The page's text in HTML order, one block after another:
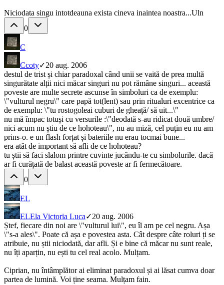
Niciodata singu intotdeauna exista cineva inaintea noastra...Uln
0
C
Ccoty✓20 aug. 2006
destul de trist și chiar paradoxal când unii se vaită de prea multă
singurătate alții nici măcar singuri nu pot rămâne singuri... această
poveste are multe secrete ascunse în simboluri ca de exemplu:
\"vulturul negru\" care papă tot(lent) sau prin ritualuri excentrice ca
de exemplu: \"tu rostogoleai cuburi de gheață/ să uit...\"
nu mă împac totuși cu versurile :\"deodată s-au ridicat două umbre/
nici acum nu știu de ce hohoteau\", nu au miză, cel puțin eu nu am
prins-o. e un flash forțat și bateriile nu erau tocmai bune...
era atât de important să afli de ce hohoteau?
tu știi să faci slalom printre cuvinte jucându-te cu simbolurile. dacă
ar fi curățată de balast această poveste ar fi fermecătoare.
0
EL
ELEla Victoria Luca✓20 aug. 2006
Ștef, fiecare din noi are \"vulturul lui\", eu îl am pe cel negru. Așa
\"s-a ales\". Poate că așa e povestea asta. Cât despre câte roluri ți se
atribuie, nu știi niciodată, dar afli. Și e bine că măcar nu sunt reale,
nu îți aparțin, nu ești tu cel real acolo. Mulțam.
Ciprian, nu întâmplător ai eliminat paradoxul și ai lăsat cumva doar
partea de lumină. Voi ține seama. Mulțam fain.